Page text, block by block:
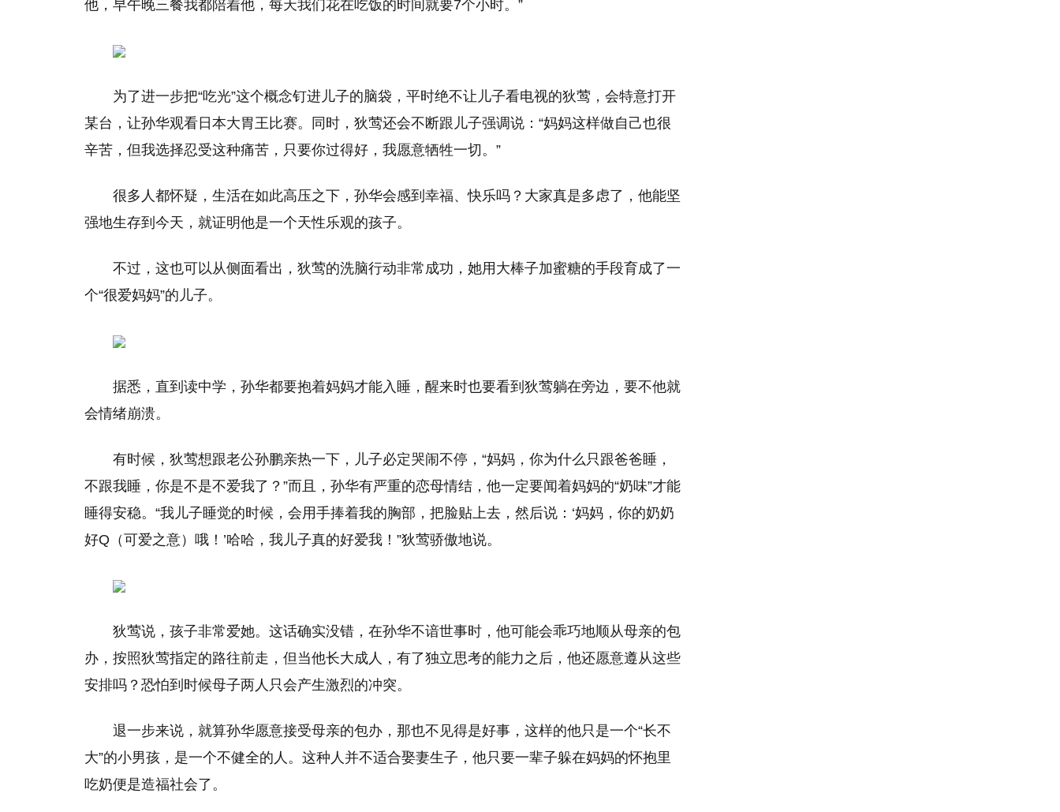
他，早午晚三餐我都陪着他，每天我们花在吃饭的时间就要7个小时。”
为了进一步把“吃光”这个概念钉进儿子的脑袋，平时绝不让儿子看电视的狄莺，会特意打开
某台，让孙华观看日本大胃王比赛。同时，狄莺还会不断跟儿子强调说：“妈妈这样做自己也很
辛苦，但我选择忍受这种痛苦，只要你过得好，我愿意牺牲一切。”
很多人都怀疑，生活在如此高压之下，孙华会感到幸福、快乐吗？大家真是多虑了，他能坚
强地生存到今天，就证明他是一个天性乐观的孩子。
不过，这也可以从侧面看出，狄莺的洗脑行动非常成功，她用大棒子加蜜糖的手段育成了一
个“很爱妈妈”的儿子。
据悉，直到读中学，孙华都要抱着妈妈才能入睡，醒来时也要看到狄莺躺在旁边，要不他就
会情绪崩溃。
有时候，狄莺想跟老公孙鹏亲热一下，儿子必定哭闹不停，“妈妈，你为什么只跟爸爸睡，
不跟我睡，你是不是不爱我了？”而且，孙华有严重的恋母情结，他一定要闻着妈妈的“奶味”才能
睡得安稳。“我儿子睡觉的时候，会用手捧着我的胸部，把脸贴上去，然后说：‘妈妈，你的奶奶
好Q（可爱之意）哦！’哈哈，我儿子真的好爱我！”狄莺骄傲地说。
狄莺说，孩子非常爱她。这话确实没错，在孙华不谙世事时，他可能会乖巧地顺从母亲的包
办，按照狄莺指定的路往前走，但当他长大成人，有了独立思考的能力之后，他还愿意遵从这些
安排吗？恐怕到时候母子两人只会产生激烈的冲突。
退一步来说，就算孙华愿意接受母亲的包办，那也不见得是好事，这样的他只是一个“长不
大”的小男孩，是一个不健全的人。这种人并不适合娶妻生子，他只要一辈子躲在妈妈的怀抱里
吃奶便是造福社会了。